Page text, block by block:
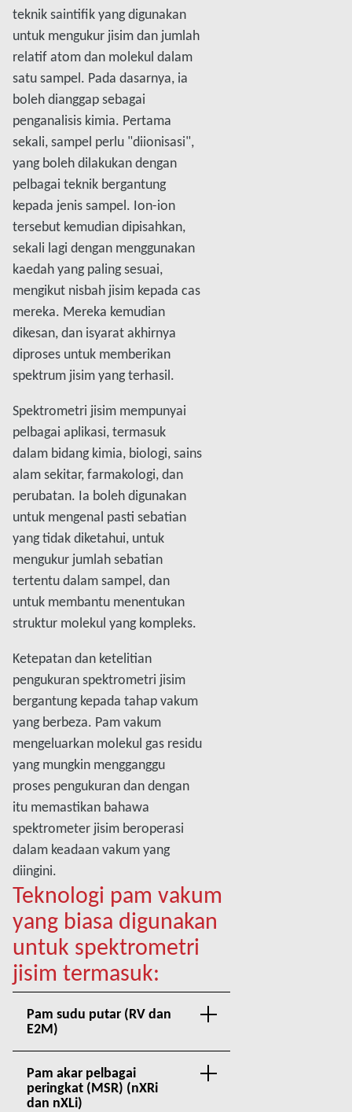
teknik saintifik yang digunakan
untuk mengukur jisim dan jumlah
relatif atom dan molekul dalam
satu sampel. Pada dasarnya, ia
boleh dianggap sebagai
penganalisis kimia. Pertama
sekali, sampel perlu "diionisasi",
yang boleh dilakukan dengan
pelbagai teknik bergantung
kepada jenis sampel. Ion-ion
tersebut kemudian dipisahkan,
sekali lagi dengan menggunakan
kaedah yang paling sesuai,
mengikut nisbah jisim kepada cas
mereka. Mereka kemudian
dikesan, dan isyarat akhirnya
diproses untuk memberikan
spektrum jisim yang terhasil.
Spektrometri jisim mempunyai
pelbagai aplikasi, termasuk
dalam bidang kimia, biologi, sains
alam sekitar, farmakologi, dan
perubatan. Ia boleh digunakan
untuk mengenal pasti sebatian
yang tidak diketahui, untuk
mengukur jumlah sebatian
tertentu dalam sampel, dan
untuk membantu menentukan
struktur molekul yang kompleks.
Ketepatan dan ketelitian
pengukuran spektrometri jisim
bergantung kepada tahap vakum
yang berbeza. Pam vakum
mengeluarkan molekul gas residu
yang mungkin mengganggu
proses pengukuran dan dengan
itu memastikan bahawa
spektrometer jisim beroperasi
dalam keadaan vakum yang
diingini.
Teknologi pam vakum
yang biasa digunakan
untuk spektrometri
jisim termasuk:
Pam sudu putar (RV dan
E2M)
Pam akar pelbagai
peringkat (MSR) (nXRi
dan nXLi)